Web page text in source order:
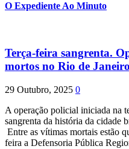
O Expediente Ao Minuto
Terça-feira sangrenta.
mortos no Rio de Janeiro
29 Outubro, 2025 0
A operação policial iniciada na
sangrenta da história da cidade
Entre as vítimas mortais estão
feira a Defensoria Pública